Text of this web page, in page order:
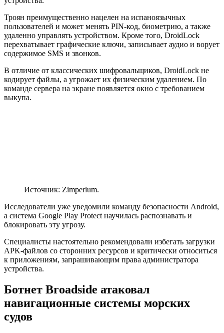
Троян преимущественно нацелен на испаноязычных
пользователей и может менять PIN-код, биометрию, а также
удаленно управлять устройством. Кроме того, DroidLock
перехватывает графические ключи, записывает аудио и ворует
содержимое SMS и звонков.
В отличие от классических шифровальщиков, DroidLock не
кодирует файлы, а угрожает их физическим удалением. По
команде сервера на экране появляется окно с требованием
выкупа.
Источник: Zimperium.
Исследователи уже уведомили команду безопасности Android,
а система Google Play Protect научилась распознавать и
блокировать эту угрозу.
Специалисты настоятельно рекомендовали избегать загрузки
APK-файлов со сторонних ресурсов и критически относиться
к приложениям, запрашивающим права администратора
устройства.
Ботнет Broadside атаковал
навигационные системы морских
судов